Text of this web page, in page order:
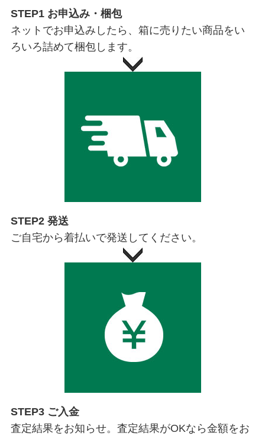
STEP1 お申込み・梱包
ネットでお申込みしたら、箱に売りたい商品をい
ろいろ詰めて梱包します。
STEP2 発送
ご自宅から着払いで発送してください。
STEP3 ご入金
査定結果をお知らせ。査定結果がOKなら金額をお